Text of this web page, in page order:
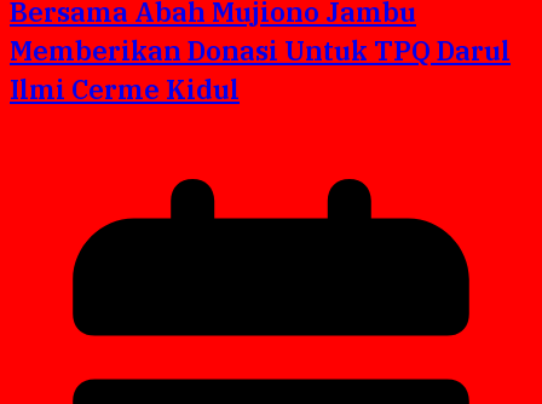
Bersama Abah Mujiono Jambu
Memberikan Donasi Untuk TPQ Darul
Ilmi Cerme Kidul